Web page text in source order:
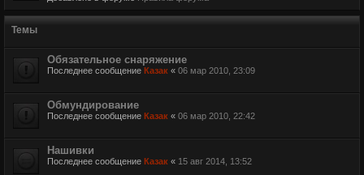
Темы
Обязательное снаряжение
Последнее сообщение Казак « 06 мар 2010, 23:09
Обмундирование
Последнее сообщение Казак « 06 мар 2010, 22:42
Нашивки
Последнее сообщение Казак « 15 авг 2014, 13:52